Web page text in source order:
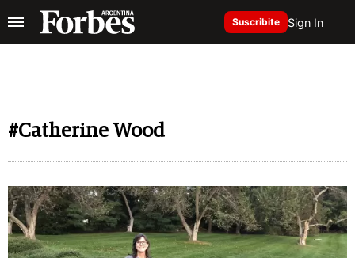
Suscribite Sign In
#Catherine Wood